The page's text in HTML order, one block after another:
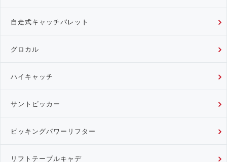
自走式キャッチパレット
グロカル
ハイキャッチ
サントピッカー
ピッキングパワーリフター
リフトテーブルキャデ